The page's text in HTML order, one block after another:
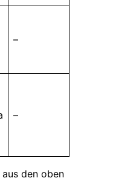
–
–
den oben